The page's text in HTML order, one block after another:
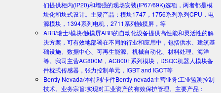
们提供柜内(IP20)和增强的现场安装(IP67/69K)选项，两者都是模
块化和块式设计。主要产品：模块1747，1756系列系列CPU，电
源模块，1394系列电机，2711系列触摸屏，等
ABB/瑞士/模块/触摸屏ABB的自动化设备提供高性能和灵活性的解
决方案，可有效地部署在不同的行业和应用中，包括供水、建筑基
础设施、数据中心、可再生能源、机械自动化、材料处理、海洋
等。我司主营AC800M，AC800F系列模块，DSQC机器人模块备
件枕式传感器，张力控制单元，IGBT and IGCT等
Bently Nevada/本特利/卡件Bently nevada主营业务:工业监测控制
技术。业务宗旨:实现对工业资产的有效保护管理。主要产品：